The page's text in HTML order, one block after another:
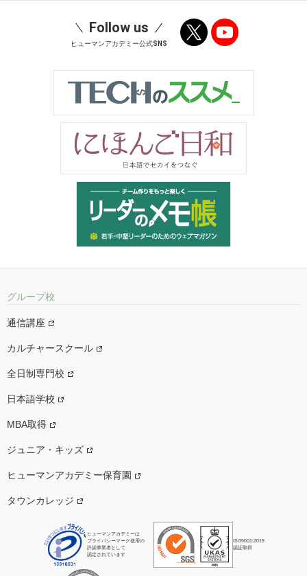
Follow us
ヒューマンアカデミー公式SNS
グループ校
通信講座
カルチャースクール
全日制専門校
日本語学校
MBA取得
ジュニア・キッズ
ヒューマンアカデミー保育園
タウンカレッジ
ヒューマンアカデミーは
プライバシーマーク使用の
許諾事業者として
認定されています
ISO9001:2015
認証取得